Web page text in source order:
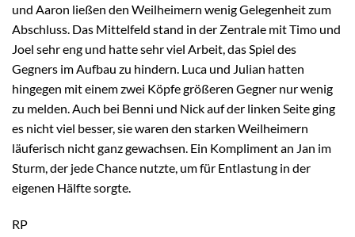
und Aaron ließen den Weilheimern wenig Gelegenheit zum
Abschluss. Das Mittelfeld stand in der Zentrale mit Timo und
Joel sehr eng und hatte sehr viel Arbeit, das Spiel des
Gegners im Aufbau zu hindern. Luca und Julian hatten
hingegen mit einem zwei Köpfe größeren Gegner nur wenig
zu melden. Auch bei Benni und Nick auf der linken Seite ging
es nicht viel besser, sie waren den starken Weilheimern
läuferisch nicht ganz gewachsen. Ein Kompliment an Jan im
Sturm, der jede Chance nutzte, um für Entlastung in der
eigenen Hälfte sorgte.
RP